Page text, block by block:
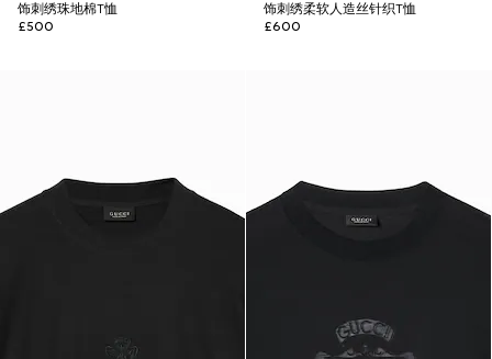
饰刺绣珠地棉T恤
£500
饰刺绣柔软人造丝针织T恤
£600